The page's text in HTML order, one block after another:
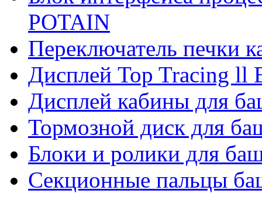
POTAIN
Переключатель печки
Дисплей Top Tracing ll
Дисплей кабины для
Тормозной диск для
Блоки и ролики для
Секционные пальцы